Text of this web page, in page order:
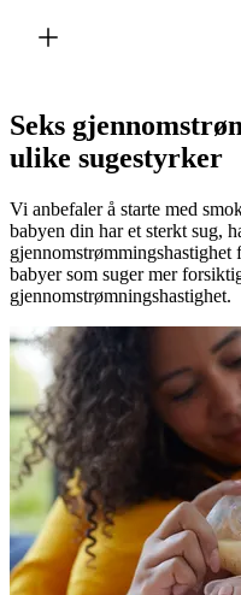
Seks
ulike sugestyrker
Vi anbefaler å starte med
babyen din har et sterkt sug,
babyer som suger mer
gjennomstrømningshastighet.